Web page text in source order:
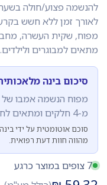
להנשמה פצוע/חולה בשעת
מתאים למבוגרים ולילדים.
סיכום בינה
מפוח הנשמה אמבו של
מ-4 חלקים ומתאים לחיבור לבלון חמצן.
סוכם אוטומטית על ידי
מהווה חוות דעת רפואית.
7 צופים במוצר כרגע